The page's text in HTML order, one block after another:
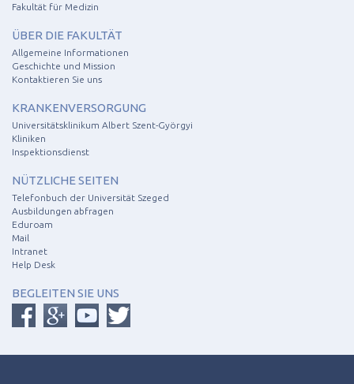
Fakultät für Medizin
ÜBER DIE FAKULTÄT
Allgemeine Informationen
Geschichte und Mission
Kontaktieren Sie uns
KRANKENVERSORGUNG
Universitätsklinikum Albert Szent-Györgyi
Kliniken
Inspektionsdienst
NÜTZLICHE SEITEN
Telefonbuch der Universität Szeged
Ausbildungen abfragen
Eduroam
Mail
Intranet
Help Desk
BEGLEITEN SIE UNS